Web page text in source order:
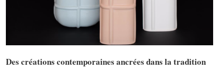
Des créations contemporaines ancrées dans la tradition